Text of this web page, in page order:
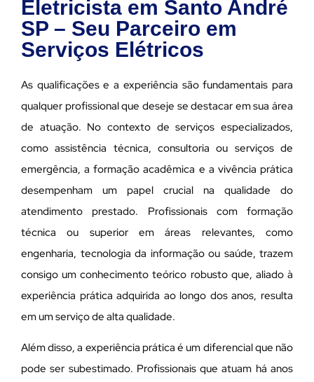
Eletricista em Santo André
SP – Seu Parceiro em
Serviços Elétricos
As qualificações e a experiência são fundamentais para
qualquer profissional que deseje se destacar em sua área
de atuação. No contexto de serviços especializados,
como assistência técnica, consultoria ou serviços de
emergência, a formação acadêmica e a vivência prática
desempenham um papel crucial na qualidade do
atendimento prestado. Profissionais com formação
técnica ou superior em áreas relevantes, como
engenharia, tecnologia da informação ou saúde, trazem
consigo um conhecimento teórico robusto que, aliado à
experiência prática adquirida ao longo dos anos, resulta
em um serviço de alta qualidade.
Além disso, a experiência prática é um diferencial que não
pode ser subestimado. Profissionais que atuam há anos